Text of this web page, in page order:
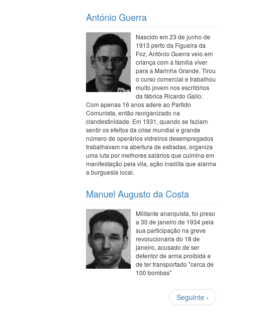
António Guerra
Nascido em 23 de junho de
1913 perto da Figueira da
Foz, António Guerra veio em
criança com a família viver
para a Marinha Grande. Tirou
o curso comercial e trabalhou
muito jovem nos escritórios
da fábrica Ricardo Gallo.
Com apenas 16 anos adere ao Partido
Comunista, então reorganizado na
clandestinidade. Em 1931, quando se faziam
sentir os efeitos da crise mundial e grande
número de operários vidreiros desempregados
trabalhavam na abertura de estradas, organiza
uma luta por melhores salários que culmina em
manifestação pela vila, ação insólita que alarma
a burguesia local.
Manuel Augusto da Costa
Militante anarquista, foi preso
a 30 de janeiro de 1934 pela
sua participação na greve
revolucionária do 18 de
janeiro, acusado de ser
detentor de arma proibida e
de ter transportado "cerca de
100 bombas"
Próxima
página
Seguinte ›